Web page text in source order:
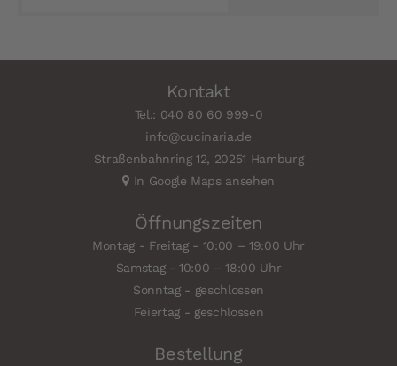
Kontakt
Tel.: 040 80 60 999-0
info@cucinaria.de
Straßenbahnring 12, 20251 Hamburg
In Google Maps ansehen
Öffnungszeiten
Montag - Freitag - 10:00 – 19:00 Uhr
Samstag - 10:00 – 18:00 Uhr
Sonntag - geschlossen
Feiertag - geschlossen
Bestellung